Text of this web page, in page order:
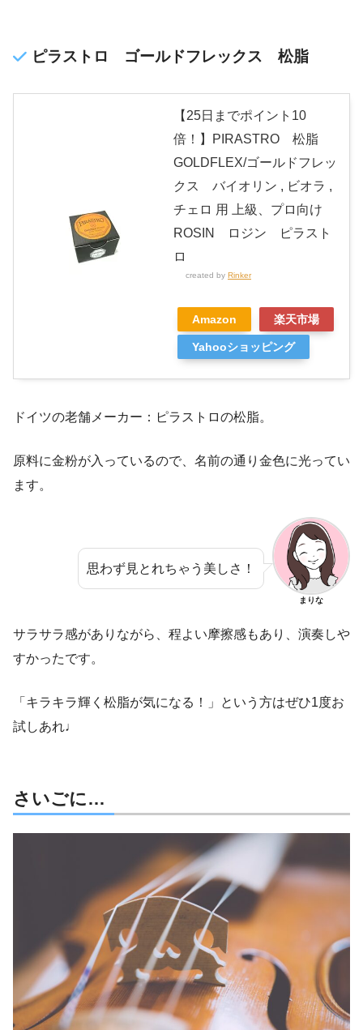
ピラストロ ゴールドフレックス 松脂
【25日までポイント10
倍！】PIRASTRO 松脂
GOLDFLEX/ゴールドフレッ
クス バイオリン , ビオラ ,
チェロ 用 上級、プロ向け
ROSIN ロジン ピラスト
ロ
created by Rinker
Amazon 楽天市場
Yahooショッピング
ドイツの老舗メーカー：ピラストロの松脂。
原料に金粉が入っているので、名前の通り金色に光ってい
ます。
思わず見とれちゃう美しさ！
まりな
サラサラ感がありながら、程よい摩擦感もあり、演奏しや
すかったです。
「キラキラ輝く松脂が気になる！」という方はぜひ1度お
試しあれ♩
さいごに…